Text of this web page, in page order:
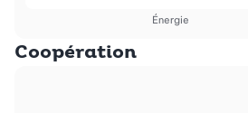
Énergie
Coopération